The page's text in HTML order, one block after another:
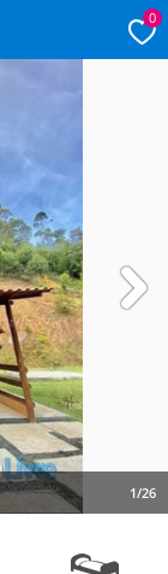
0
1/26